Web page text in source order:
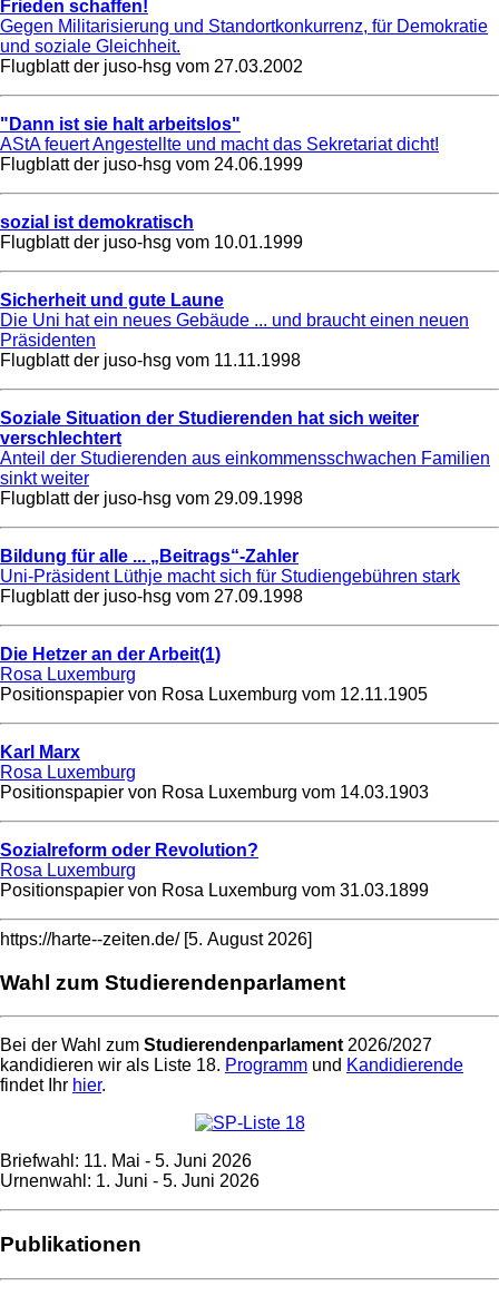
Frieden schaffen!
Gegen Militarisierung und Standortkonkurrenz, für Demokratie
und soziale Gleichheit.
Flugblatt der juso-hsg vom 27.03.2002
"Dann ist sie halt arbeitslos"
AStA feuert Angestellte und macht das Sekretariat dicht!
Flugblatt der juso-hsg vom 24.06.1999
sozial ist demokratisch
Flugblatt der juso-hsg vom 10.01.1999
Sicherheit und gute Laune
Die Uni hat ein neues Gebäude ... und braucht einen neuen
Präsidenten
Flugblatt der juso-hsg vom 11.11.1998
Soziale Situation der Studierenden hat sich weiter
verschlechtert
Anteil der Studierenden aus einkommensschwachen Familien
sinkt weiter
Flugblatt der juso-hsg vom 29.09.1998
Bildung für alle ... „Beitrags“-Zahler
Uni-Präsident Lüthje macht sich für Studiengebühren stark
Flugblatt der juso-hsg vom 27.09.1998
Die Hetzer an der Arbeit(1)
Rosa Luxemburg
Positionspapier von Rosa Luxemburg vom 12.11.1905
Karl Marx
Rosa Luxemburg
Positionspapier von Rosa Luxemburg vom 14.03.1903
Sozialreform oder Revolution?
Rosa Luxemburg
Positionspapier von Rosa Luxemburg vom 31.03.1899
https://harte--zeiten.de/ [5. August 2026]
Wahl zum Studierendenparlament
Bei der Wahl zum Studierendenparlament 2026/2027
kandidieren wir als Liste 18. Programm und Kandidierende
findet Ihr hier.
Briefwahl: 11. Mai - 5. Juni 2026
Urnenwahl: 1. Juni - 5. Juni 2026
Publikationen